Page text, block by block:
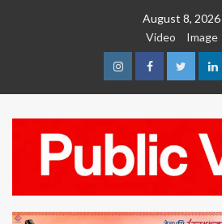
August 8, 2026
Video
Image
InstagramFacebookTwitter